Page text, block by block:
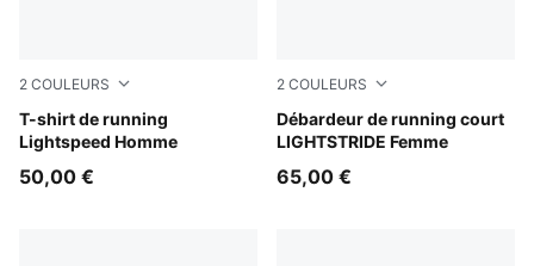
2 COULEURS
T-shirt de running
Lightspeed Homme
Ultra Red
50,00 €
2 COULEURS
Débardeur de running court
LIGHTSTRIDE Femme
Créme De Mint
65,00 €